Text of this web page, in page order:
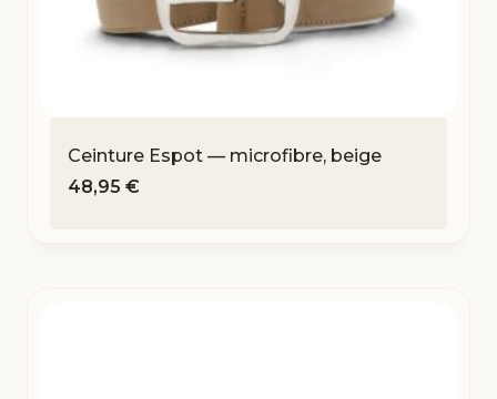
Ceinture Espot — microfibre, beige
48,95 €